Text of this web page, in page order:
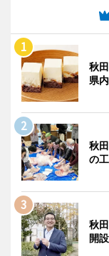
秋
県
秋
の
秋
開